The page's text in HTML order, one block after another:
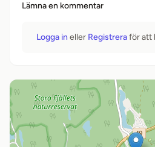
Lämna en kommentar
Logga in eller Registreraför att